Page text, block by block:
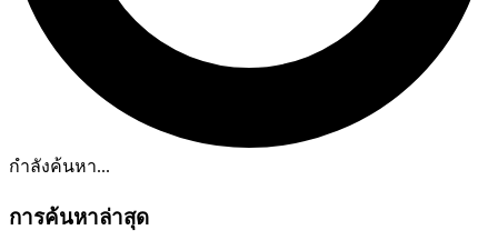
กำลังค้นหา...
การค้นหาล่าสุด